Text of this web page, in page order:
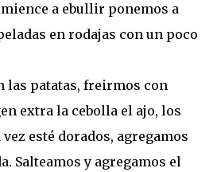
a ebullir ponemos a
en rodajas con un poco
las patatas, freirmos con
extra la cebolla el ajo, los
esté dorados, agregamos
Salteamos y agregamos el